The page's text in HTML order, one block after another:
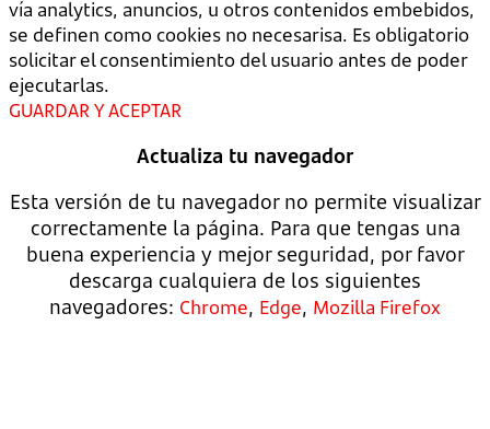
vía analytics, anuncios, u otros contenidos embebidos,
se definen como cookies no necesarisa. Es obligatorio
solicitar el consentimiento del usuario antes de poder
ejecutarlas.
GUARDAR Y ACEPTAR
Actualiza tu navegador
Esta versión de tu navegador no permite visualizar
correctamente la página. Para que tengas una
buena experiencia y mejor seguridad, por favor
descarga cualquiera de los siguientes
navegadores: Chrome, Edge, Mozilla Firefox